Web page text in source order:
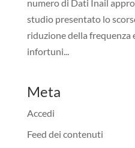
numero di Dati Inail
studio presentato lo
riduzione della frequenza
infortuni...
Meta
Accedi
Feed dei contenuti